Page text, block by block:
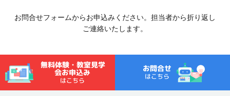
お問合せフォームからお申込みください。担当者から折り返し
ご連絡いたします。
無料体験・教室見学
会お申込み
はこちら
お問合せ
はこちら